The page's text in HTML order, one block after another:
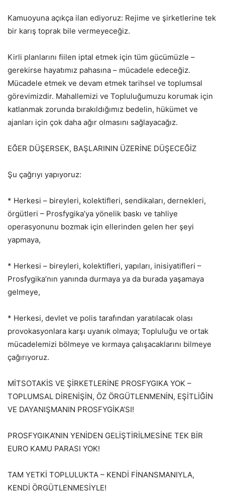
Kamuoyuna açıkça ilan ediyoruz: Rejime ve şirketlerine tek
bir karış toprak bile vermeyeceğiz.
Kirli planlarını fiilen iptal etmek için tüm gücümüzle –
gerekirse hayatımız pahasına – mücadele edeceğiz.
Mücadele etmek ve devam etmek tarihsel ve toplumsal
görevimizdir. Mahallemizi ve Topluluğumuzu korumak için
katlanmak zorunda bırakıldığımız bedelin, hükümet ve
ajanları için çok daha ağır olmasını sağlayacağız.
EĞER DÜŞERSEK, BAŞLARININ ÜZERİNE DÜŞECEĞİZ
Şu çağrıyı yapıyoruz:
* Herkesi – bireyleri, kolektifleri, sendikaları, dernekleri,
örgütleri – Prosfygika’ya yönelik baskı ve tahliye
operasyonunu bozmak için ellerinden gelen her şeyi
yapmaya,
* Herkesi – bireyleri, kolektifleri, yapıları, inisiyatifleri –
Prosfygika’nın yanında durmaya ya da burada yaşamaya
gelmeye,
* Herkesi, devlet ve polis tarafından yaratılacak olası
provokasyonlara karşı uyanık olmaya; Topluluğu ve ortak
mücadelemizi bölmeye ve kırmaya çalışacaklarını bilmeye
çağırıyoruz.
MİTSOTAKİS VE ŞİRKETLERİNE PROSFYGIKA YOK –
TOPLUMSAL DİRENİŞİN, ÖZ ÖRGÜTLENMENİN, EŞİTLİĞİN
VE DAYANIŞMANIN PROSFYGİKA’SI!
PROSFYGIKA’NIN YENİDEN GELİŞTİRİLMESİNE TEK BİR
EURO KAMU PARASI YOK!
TAM YETKİ TOPLULUKTA – KENDİ FİNANSMANIYLA,
KENDİ ÖRGÜTLENMESİYLE!